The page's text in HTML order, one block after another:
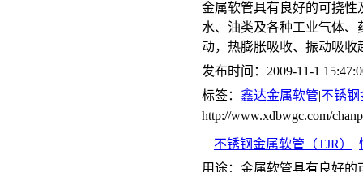
金属软管具有良好的可挠
水、油类及各种工业气体
动，热膨胀吸收、振动吸收
发布时间：2009-11-1
标签： 鑫达金属软管|不锈
http://www.xdbwgc.com/
不锈钢金属软管（TJR）
用途：金属软管具有良好